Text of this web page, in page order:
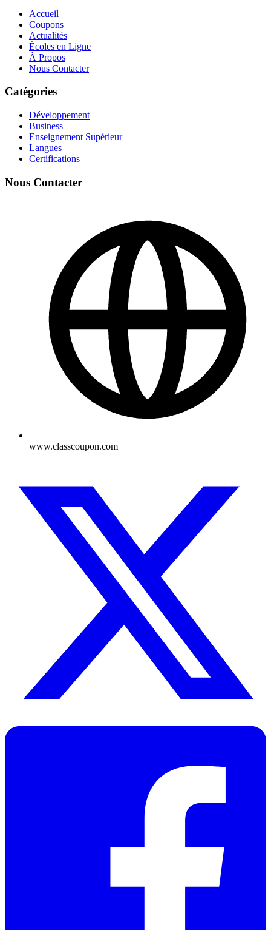
Accueil
Coupons
Actualités
Écoles en Ligne
À Propos
Nous Contacter
Catégories
Développement
Business
Enseignement Supérieur
Langues
Certifications
Nous Contacter
www.classcoupon.com